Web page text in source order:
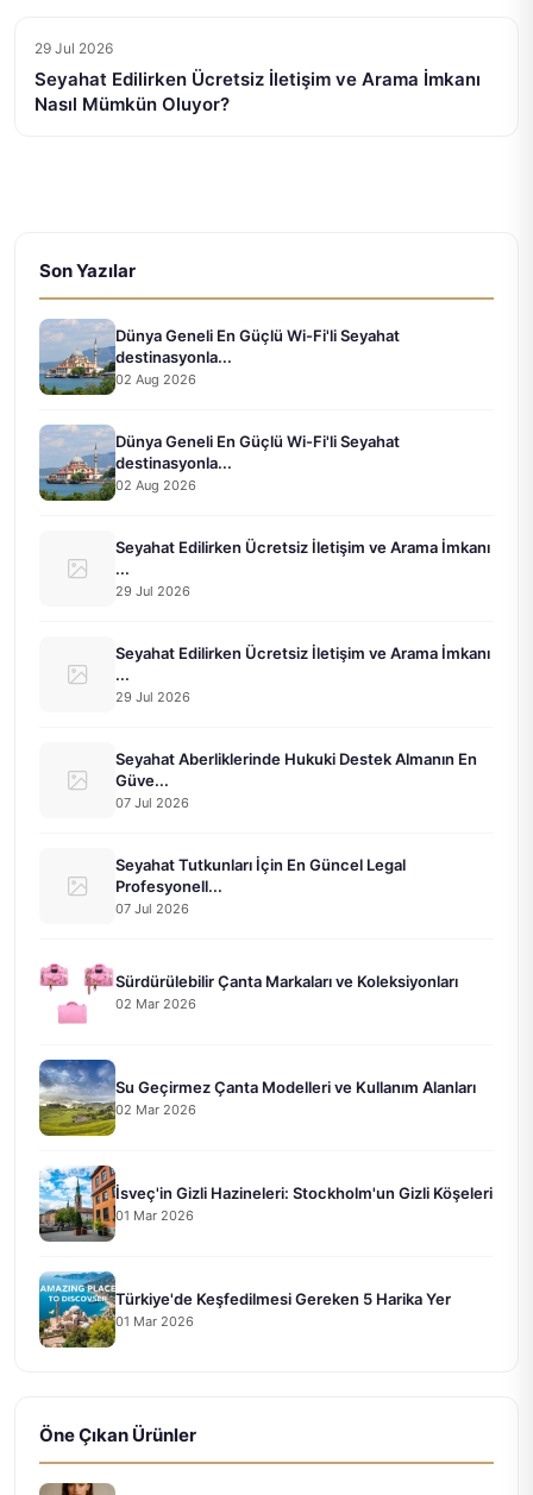
29 Jul 2026
Seyahat Edilirken Ücretsiz İletişim ve Arama İmkanı
Nasıl Mümkün Oluyor?
Son Yazılar
Dünya Geneli En Güçlü Wi-Fi'li Seyahat
destinasyonla...
02 Aug 2026
Dünya Geneli En Güçlü Wi-Fi'li Seyahat
destinasyonla...
02 Aug 2026
Seyahat Edilirken Ücretsiz İletişim ve Arama İmkanı
...
29 Jul 2026
Seyahat Edilirken Ücretsiz İletişim ve Arama İmkanı
...
29 Jul 2026
Seyahat Aberliklerinde Hukuki Destek Almanın En
Güve...
07 Jul 2026
Seyahat Tutkunları İçin En Güncel Legal
Profesyonell...
07 Jul 2026
Sürdürülebilir Çanta Markaları ve Koleksiyonları
02 Mar 2026
Su Geçirmez Çanta Modelleri ve Kullanım Alanları
02 Mar 2026
İsveç'in Gizli Hazineleri: Stockholm'un Gizli Köşeleri
01 Mar 2026
Türkiye'de Keşfedilmesi Gereken 5 Harika Yer
01 Mar 2026
Öne Çıkan Ürünler